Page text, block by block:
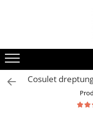
Cosulet